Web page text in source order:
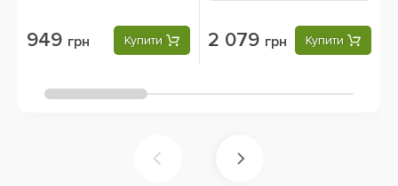
949 грн Купити 2 079 грн Купити